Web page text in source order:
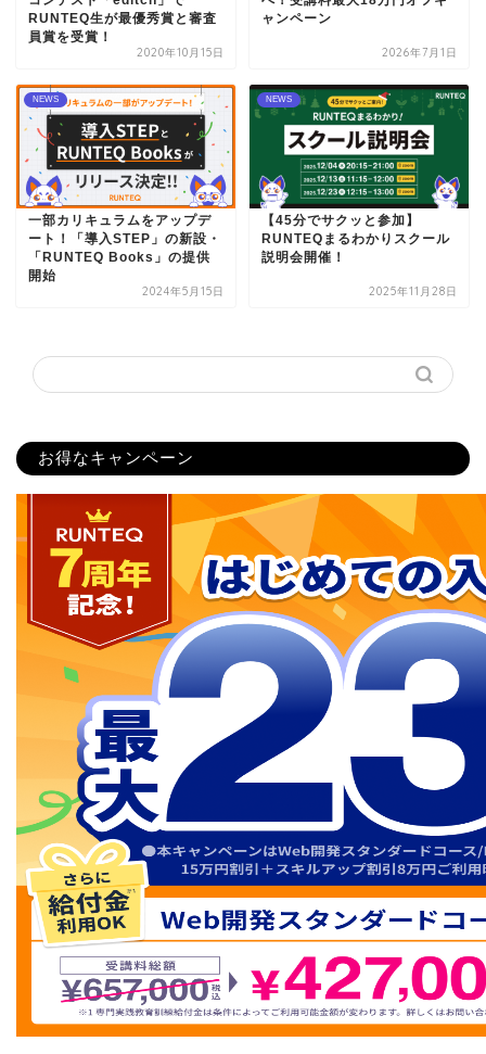
RUNTEQ生が最優秀賞と審査
員賞を受賞！
2020年10月15日
ャンペーン
2026年7月1日
NEWS
一部カリキュラムをアップデ
ート！「導入STEP」の新設・
「RUNTEQ Books」の提供
開始
2024年5月15日
NEWS
【45分でサクッと参加】
RUNTEQまるわかりスクール
説明会開催！
2025年11月28日
お得なキャンペーン